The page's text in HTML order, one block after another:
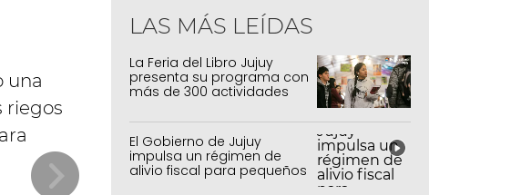
una
riegos
LAS MÁS LEÍDAS
La Feria del Libro Jujuy
presenta su programa con
más de 300 actividades
El Gobierno de Jujuy
impulsa un régimen de
alivio fiscal para pequeños
contribuyentes